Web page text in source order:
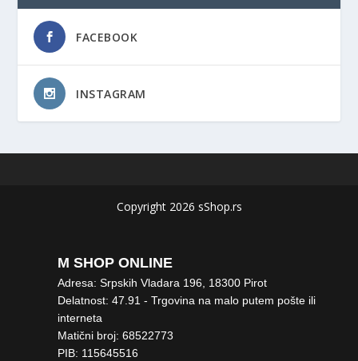
FACEBOOK
INSTAGRAM
Copyright 2026 sShop.rs
M SHOP ONLINE
Adresa: Srpskih Vladara 196, 18300 Pirot
Delatnost: 47.91 - Trgovina na malo putem pošte ili
interneta
Matični broj: 68522773
PIB: 115645516